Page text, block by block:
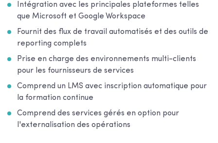
Intégration avec les principales plateformes telles
que Microsoft et Google Workspace
Fournit des flux de travail automatisés et des outils de
reporting complets
Prise en charge des environnements multi-clients
pour les fournisseurs de services
Comprend un LMS avec inscription automatique pour
la formation continue
Comprend des services gérés en option pour
l'externalisation des opérations